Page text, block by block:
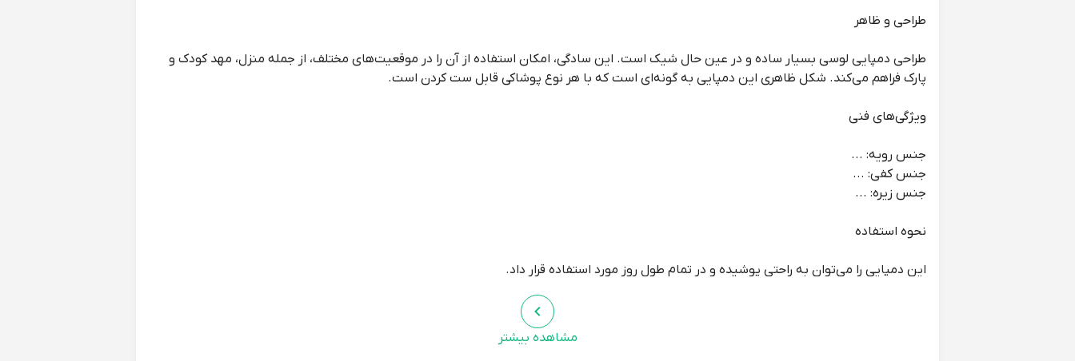
طراحی و ظاهر
طراحی دمپایی لوسی بسیار ساده و در عین حال شیک است. این سادگی، امکان استفاده از آن را در موقعیت‌های مختلف، از جمله منزل، مهد کودک و
پارک فراهم می‌کند. شکل ظاهری این دمپایی به گونه‌ای است که با هر نوع پوشاکی قابل ست کردن است.
ویژگی‌های فنی
جنس رویه: ...
جنس کفی: ...
جنس زیره: ...
نحوه استفاده
این دمپایی را می‌توان به راحتی پوشیده و در تمام طول روز مورد استفاده قرار داد.
برای تمیز کردن این دمپایی، می‌توانید از آب و صابون استفاده کنید. همچنین، می‌توانید این دمپایی را در ماشین لباسشویی با دمای پایین بشویید.
مشاهده بیشتر